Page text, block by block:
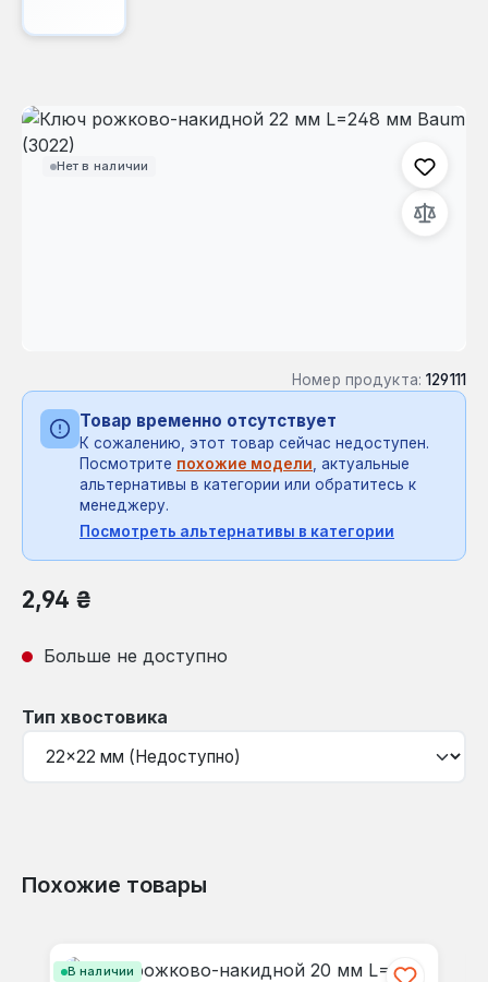
Нет в наличии
Пропустить галерею изображений
Номер продукта: 129111
Товар временно отсутствует
К сожалению, этот товар сейчас недоступен.
Посмотрите похожие модели, актуальные
альтернативы в категории или обратитесь к
менеджеру.
Посмотреть альтернативы в категории
Обычная цена:
2,94 ₴
Больше не доступно
Выберите
Тип хвостовика
Похожие товары
В наличии